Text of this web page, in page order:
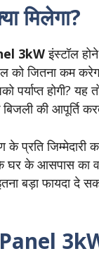
मिलेगा?
3kWइंस्टॉल
जितना कम
पर्याप्त होगी?
की आपूर्ति
प्रति जिम्मेदारी
के आसपास का
बड़ा फायदा दे
3kW